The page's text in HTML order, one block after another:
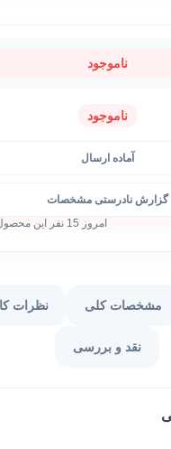
ناموجود
ناموجود
آماده ارسال
گزارش نادرستی مشخصات
امروز 15 نفر این محصول را خریدند
مشخصات کلی نظرات
نقد و بررسی